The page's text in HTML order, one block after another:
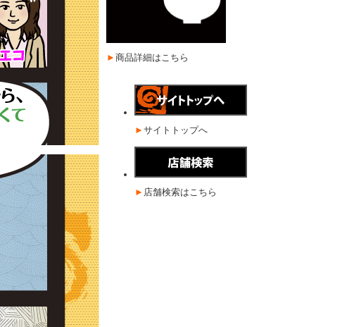
► 商品詳細はこちら
► サイトトップへ
► 店舗検索はこちら